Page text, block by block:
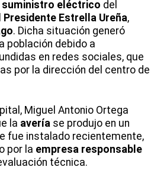
suministro eléctrico del
Presidente Estrella Ureña,
. Dicha situación generó
población debido a
en redes sociales, que
por la dirección del centro de
Miguel Antonio Ortega
la avería se produjo en un
fue instalado recientemente,
por la empresa responsable
técnica.